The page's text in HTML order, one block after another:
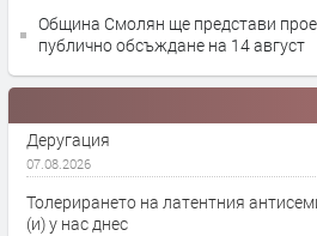
Община Смолян ще представи
публично обсъждане на 14 август
Деругация
07.08.2026
Толерирането на латентния
(и) у нас днес